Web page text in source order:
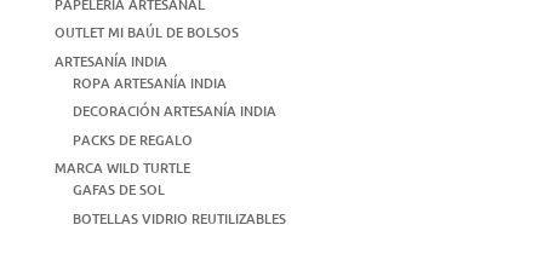
OUTLET MI BAÚL DE BOLSOS
ARTESANÍA INDIA
ROPA ARTESANÍA INDIA
DECORACIÓN ARTESANÍA INDIA
PACKS DE REGALO
MARCA WILD TURTLE
GAFAS DE SOL
BOTELLAS VIDRIO REUTILIZABLES